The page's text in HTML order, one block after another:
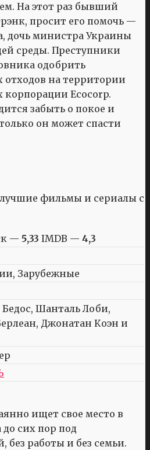
На этот раз бывший
просит его помочь —
дочь министра Украины
среды. Преступники
одобрить
на территории
корпорации Ecocorp.
забыть о покое и
он может спасти
— 5,33 IMDB — 4,3
Зарубежные
Шанталь Лоби,
Джонатан Коэн и
ищет свое место в
сих пор под
без работы и без семьи.